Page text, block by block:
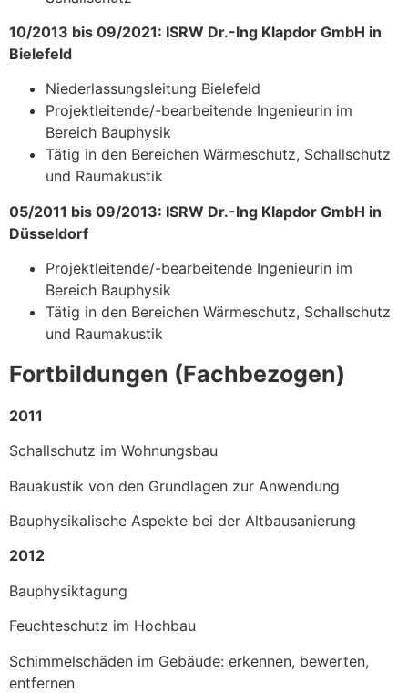
10/2013 bis 09/2021: ISRW Dr.-Ing Klapdor GmbH in
Bielefeld
Niederlassungsleitung Bielefeld
Projektleitende/-bearbeitende Ingenieurin im
Bereich Bauphysik
Tätig in den Bereichen Wärmeschutz, Schallschutz
und Raumakustik
05/2011 bis 09/2013: ISRW Dr.-Ing Klapdor GmbH in
Düsseldorf
Projektleitende/-bearbeitende Ingenieurin im
Bereich Bauphysik
Tätig in den Bereichen Wärmeschutz, Schallschutz
und Raumakustik
Fortbildungen (Fachbezogen)
2011
Schallschutz im Wohnungsbau
Bauakustik von den Grundlagen zur Anwendung
Bauphysikalische Aspekte bei der Altbausanierung
2012
Bauphysiktagung
Feuchteschutz im Hochbau
Schimmelschäden im Gebäude: erkennen, bewerten,
entfernen